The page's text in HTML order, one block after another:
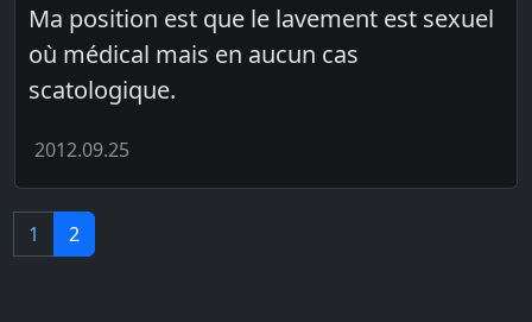
Ma position est que le lavement est sexuel
où médical mais en aucun cas
scatologique.
2012.09.25
1 2